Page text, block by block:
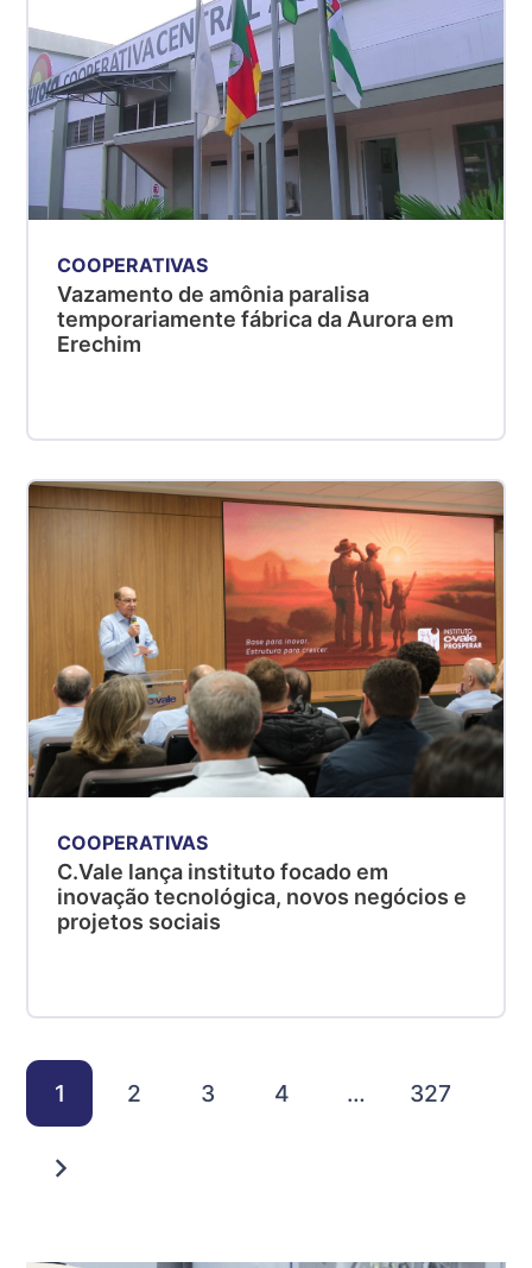
COOPERATIVAS
Vazamento de amônia paralisa
temporariamente fábrica da Aurora em
Erechim
COOPERATIVAS
C.Vale lança instituto focado em
inovação tecnológica, novos negócios e
projetos sociais
1 2 3 4 … 327